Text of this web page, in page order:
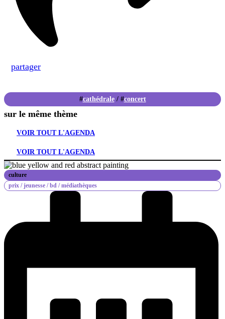
partager
cathédrale/ concert
sur le même thème
VOIR TOUT L'AGENDA
VOIR TOUT L'AGENDA
culture
prix /jeunesse /bd /médiathèques